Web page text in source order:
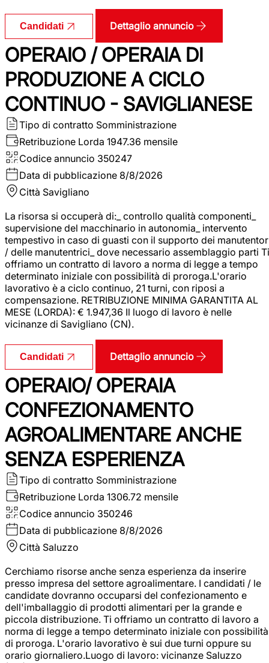
Candidati Dettaglio annuncio
OPERAIO / OPERAIA DI
PRODUZIONE A CICLO
CONTINUO - SAVIGLIANESE
Tipo di contratto Somministrazione
Retribuzione Lorda 1947.36 mensile
Codice annuncio 350247
Data di pubblicazione 8/8/2026
Città Savigliano
La risorsa si occuperà di:_ controllo qualità componenti_
supervisione del macchinario in autonomia_ intervento
tempestivo in caso di guasti con il supporto dei
/ delle manutentrici_ dove necessario assemblaggio parti Ti
offriamo un contratto di lavoro a norma di legge a tempo
determinato iniziale con possibilità di proroga.L'orario
lavorativo è a ciclo continuo, 21 turni, con riposi a
compensazione. RETRIBUZIONE MINIMA GARANTITA AL
MESE (LORDA): € 1.947,36 Il luogo di lavoro è nelle
vicinanze di Savigliano (CN).
Candidati Dettaglio annuncio
OPERAIO/ OPERAIA
CONFEZIONAMENTO
AGROALIMENTARE ANCHE
SENZA ESPERIENZA
Tipo di contratto Somministrazione
Retribuzione Lorda 1306.72 mensile
Codice annuncio 350246
Data di pubblicazione 8/8/2026
Città Saluzzo
Cerchiamo risorse anche senza esperienza da inserire
presso impresa del settore agroalimentare. I candidati / le
candidate dovranno occuparsi del confezionamento e
dell'imballaggio di prodotti alimentari per la grande e
piccola distribuzione. Ti offriamo un contratto di lavoro a
norma di legge a tempo determinato iniziale con possibilità
di proroga. L'orario lavorativo è sui due turni oppure su
orario giornaliero.Luogo di lavoro: vicinanze Saluzzo